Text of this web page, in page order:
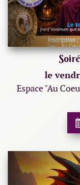
le
Espace "Au